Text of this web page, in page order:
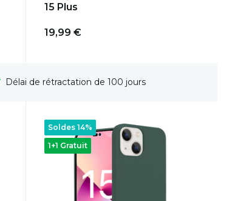
15 Plus
19,99 €
Livraison gratuite
1+1 Gratuit
Soldes 14%